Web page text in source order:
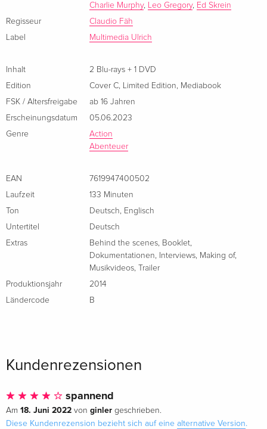
Französisch
vergriffen
Standard Edition
Italienisch
vergriffen
Keogh), dem König der Schotten, der seine enormen
Reichtümer schützen will. Unterstützung erhalten die
Wikinger von dem geheimnisvollen Mönch Conrall (Ryan
seine wahren Motive verbirgt. Fortan bestreiten die tapferen
Krieger einen blutigen Kampf um Leben und Tod in den
Highlands, Wäldern und Sümpfen Schottlands.
Limitiert auf 77 Exemplare
Charlie Murphy, Leo Gregory, Ed Skrein
Regisseur
Claudio Fäh
Label
Multimedia Ulrich
Inhalt
2 Blu-rays + 1 DVD
Edition
Cover C Limited Edition
Mediabook
FSK / Altersfreigabe
ab 16 Jahren
Erscheinungsdatum
05.06.2023
Genre
Action
Abenteuer
EAN
7619947400502
Laufzeit
133 Minuten
Ton
Deutsch
Englisch
Untertitel
Deutsch
Extras
Behind the scenes Booklet
Dokumentationen
Interviews Making of,
Musikvideos Trailer
Produktionsjahr
2014
Ländercode
B
Kundenrezensionen
spannend
Am 18. Juni 2022 von ginler geschrieben.
Diese Kundenrezension bezieht sich auf eine alternative Version.